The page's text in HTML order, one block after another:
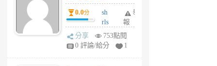
個
月
前
0.0分
sh
rls
k
m
舉
報
分享
753點閱
0 評論/給分
1